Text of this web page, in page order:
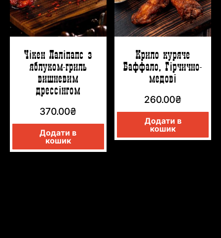
Чікен Лаліпапс з
яблуком-гриль
вишневим
дрессінгом
370.00₴
Додати в
кошик
Крило куряче
Баффало, Гірчично-
медові
260.00₴
Додати в
кошик